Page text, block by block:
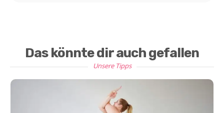
Das könnte dir auch gefallen
Unsere Tipps